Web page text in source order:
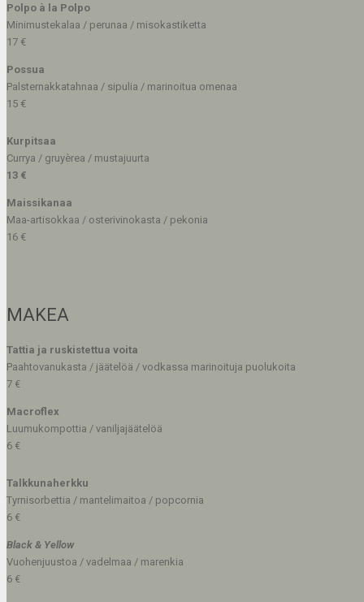
Polpo à la Polpo
Minimustekalaa / perunaa / misokastiketta
17 €
Possua
Palsternakkatahnaa / sipulia / marinoitua omenaa
15 €
Kurpitsaa
Currya / gruyèrea / mustajuurta
13 €
Maissikanaa
Maa-artisokkaa / osterivinokasta / pekonia
16 €
MAKEA
Tattia ja ruskistettua voita
Paahtovanukasta / jäätelöä / vodkassa marinoituja puolukoita
7 €
Macroflex
Luumukompottia / vaniljajäätelöä
6 €
Talkkunaherkku
Tyrnisorbettia / mantelimaitoa / popcornia
6 €
Black & Yellow
Vuohenjuustoa / vadelmaa / marenkia
6 €